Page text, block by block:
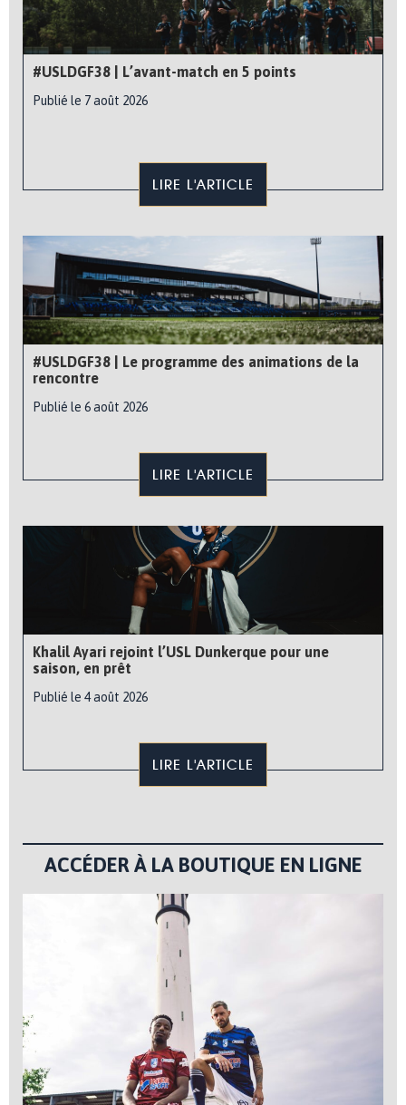
#USLDGF38 | L’avant-match en 5 points
Publié le 7 août 2026
LIRE L'ARTICLE
#USLDGF38 | Le programme des animations de la
rencontre
Publié le 6 août 2026
LIRE L'ARTICLE
Khalil Ayari rejoint l’USL Dunkerque pour une
saison, en prêt
Publié le 4 août 2026
LIRE L'ARTICLE
ACCÉDER À LA BOUTIQUE EN LIGNE